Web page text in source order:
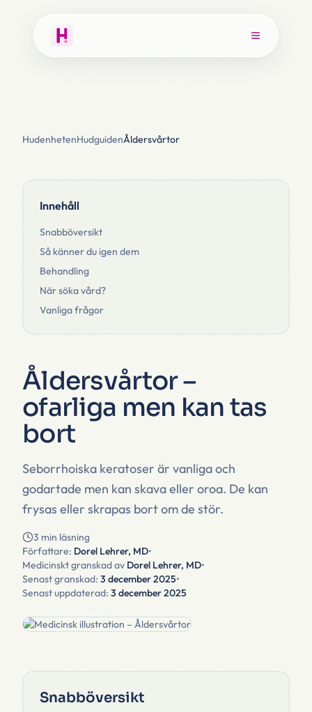
HudenhetenHudguidenÅldersvårtor
Innehåll
Snabböversikt
Så känner du igen dem
Behandling
När söka vård?
Vanliga frågor
Åldersvårtor –
ofarliga men kan tas
bort
Seborrhoiska keratoser är vanliga och
godartade men kan skava eller oroa. De kan
frysas eller skrapas bort om de stör.
3 min läsning
Författare: Dorel Lehrer, MD•
Medicinskt granskad av Dorel Lehrer, MD•
Senast granskad: 3 december 2025•
Senast uppdaterad: 3 december 2025
Snabböversikt